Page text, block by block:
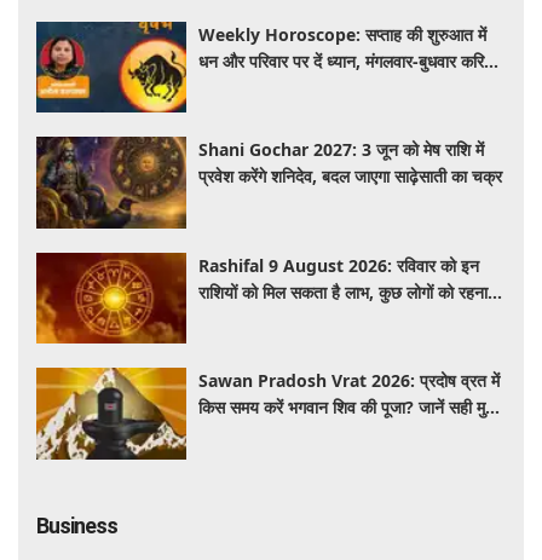
Weekly Horoscope: सप्ताह की शुरुआत में
धन और परिवार पर दें ध्यान, मंगलवार-बुधवार करियर
Shani Gochar 2027: 3 जून को मेष राशि में
प्रवेश करेंगे शनिदेव, बदल जाएगा साढ़ेसाती का चक्र
Rashifal 9 August 2026: रविवार को इन
राशियों को मिल सकता है लाभ, कुछ लोगों को रहना
Sawan Pradosh Vrat 2026: प्रदोष व्रत में
किस समय करें भगवान शिव की पूजा? जानें सही मुहूर्त
Business